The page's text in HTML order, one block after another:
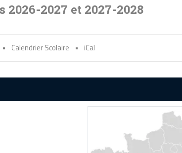
2027 et 2027-2028
• Calendrier Scolaire • iCal